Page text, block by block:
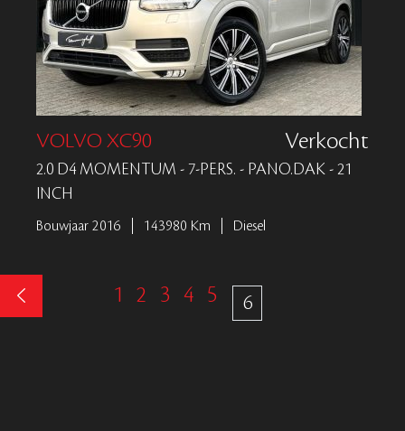
VOLVO XC90 Verkocht
2.0 D4 MOMENTUM - 7-PERS. - PANO.DAK - 21
INCH
Bouwjaar 2016 143980 Km Diesel
1 2 3 4 5 6